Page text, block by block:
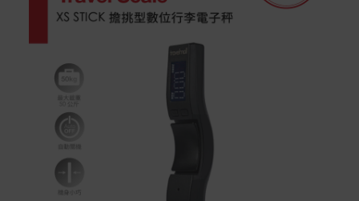
品本身瑕疵之退貨商品若有上述不完整之情況，本公司有
*遊戲光碟、軟體等影音商品屬智慧財產權之商品。依消費
者保護法第十九條第二項規定，一經拆封後恕不接受退換
貨。
如有相關退換貨服務需求，您可以透過專線或服務信箱聯
繫客服。
配送服務
本站商品除有特別標示收取運費之商品，其餘全館皆可免